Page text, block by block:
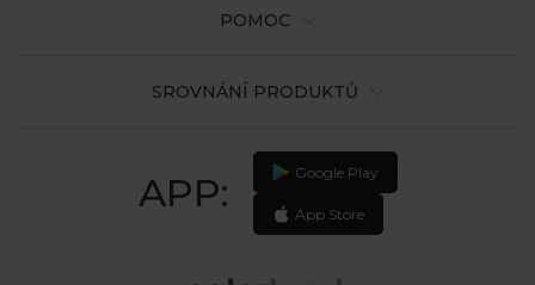
POMOC
SROVNÁNÍ PRODUKTŮ
APP: Google Play
App Store